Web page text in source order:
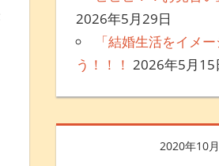
2026年5月29日
「結婚生活をイメ
う！！！ 2026年5月15
2020年10月